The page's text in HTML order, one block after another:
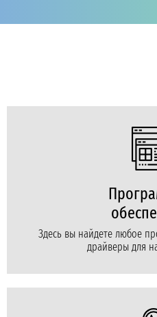
Здесь вы найдете любое
драйверы для